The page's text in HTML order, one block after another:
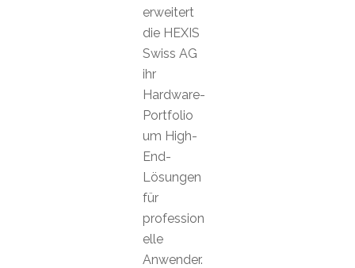
erweitert
die HEXIS
Swiss AG
ihr
Hardware-
Portfolio
um High-
End-
Lösungen
für
profession
elle
Anwender.